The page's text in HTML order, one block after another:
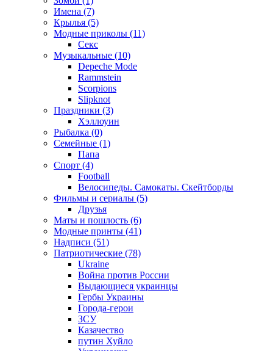
Имена (7)
Крылья (5)
Модные приколы (11)
Секс
Музыкальные (10)
Depeche Mode
Rammstein
Scorpions
Slipknot
Праздники (3)
Хэллоуин
Рыбалка (0)
Семейные (1)
Папа
Спорт (4)
Football
Велосипеды. Самокаты. Скейтборды
Фильмы и сериалы (5)
Друзья
Маты и пошлость (6)
Модные принты (41)
Надписи (51)
Патриотические (78)
Ukraine
Война против России
Выдающиеся украинцы
Гербы Украины
Города-герои
ЗСУ
Казачество
путин Хуйло